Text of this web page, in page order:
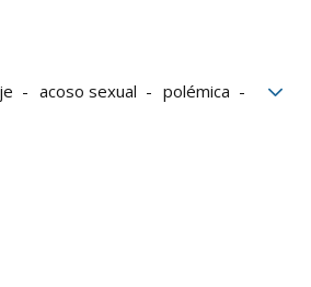
acoso sexual
polémica